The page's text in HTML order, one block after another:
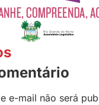
e-mail não será